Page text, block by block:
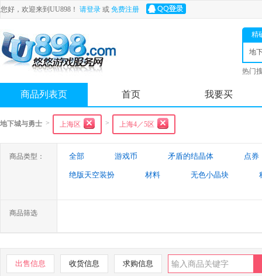
您好，欢迎来到UU898！ 请登录 或 免费注册
精
地
士
热门
商品列表页 首页 我要买
地下城与勇士 > 上海区 > 上海4／5区
商品类型： 全部 游戏币 矛盾的结晶体 点券
绝版天空装扮 材料 无色小晶块
商品筛选
出售信息 收货信息 求购信息